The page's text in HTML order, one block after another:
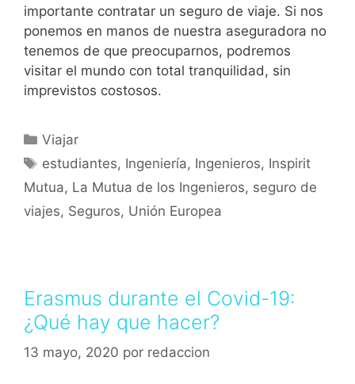
importante contratar un seguro de viaje. Si nos
ponemos en manos de nuestra aseguradora no
tenemos de que preocuparnos, podremos
visitar el mundo con total tranquilidad, sin
imprevistos costosos.
Viajar
estudiantes, Ingeniería, Ingenieros, Inspirit
Mutua, La Mutua de los Ingenieros, seguro de
viajes, Seguros, Unión Europea
Erasmus durante el Covid-19:
¿Qué hay que hacer?
13 mayo, 2020 por redaccion